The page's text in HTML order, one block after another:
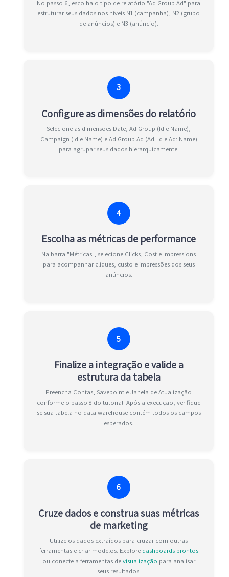
No passo 6, escolha o tipo de relatório "Ad Group Ad" para
estruturar seus dados nos níveis N1 (campanha), N2 (grupo
de anúncios) e N3 (anúncio).
3
Configure as dimensões do relatório
Selecione as dimensões Date, Ad Group (Id e Name),
Campaign (Id e Name) e Ad Group Ad (Ad: Id e Ad: Name)
para agrupar seus dados hierarquicamente.
4
Escolha as métricas de performance
Na barra "Métricas", selecione Clicks, Cost e Impressions
para acompanhar cliques, custo e impressões dos seus
anúncios.
5
Finalize a integração e valide a
estrutura da tabela
Preencha Contas, Savepoint e Janela de Atualização
conforme o passo 8 do tutorial. Após a execução, verifique
se sua tabela no data warehouse contém todos os campos
esperados.
6
Cruze dados e construa suas métricas
de marketing
Utilize os dados extraídos para cruzar com outras
ferramentas e criar modelos. Explore dashboards prontos
ou conecte a ferramentas devisualização para analisar
seus resultados.